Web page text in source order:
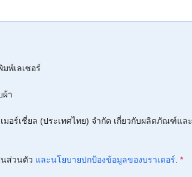
มพ์เลเซอร์
ผ้า
ร์เชี่ยล (ประเทศไทย) จำกัด เกี่ยวกับผลิตภัณฑ์
ส่วนตัว และนโยบายปกป้องข้อมูลของบราเดอร์. *